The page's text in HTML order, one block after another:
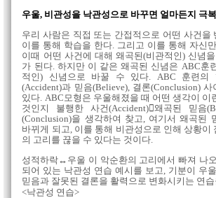
우울, 비관성을 낙관성으로 바꾸면 얼마든지 극
우리 사람은 직접 또는 간접적으로 어떤 사건을
이를 통해 학습을 한다. 그리고 이를 통해 자신
이때 어떤 사건에 대해 왜곡된(비관적인) 신념
가 된다. 하지만 이 같은 왜곡된 신념은 ABC훈
적인) 신념으로 바꿀 수 있다. ABC 훈련의
(Accident)과 믿음(Believe), 결론(Conclusion)
있다. ABC모형은 우울해졌을 때 어떤 생각이 이
것인지 불행한 사건(Accident)왜곡된 믿음
(Conclusion)을 생각하여 찾고, 여기서 왜곡된
바뀌게 되고, 이를 통해 비관성으로 인해 상황이
의 고리를 끊을 수 있다는 것이다.
성적하락↔우울 이 악순환의 고리에서 빠져 나
되어 있는 낙관성 연습 예시를 보고, 기분이 우
믿음과 잘못된 결론을 활력으로 변화시키는 연
<낙관성 연습>